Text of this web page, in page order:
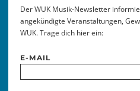
Der WUK Musik-Newsletter
angekündigte Veranstaltungen,
WUK. Trage dich hier ein:
E-MAIL